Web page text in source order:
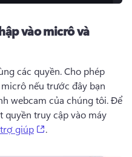
vào micrô và
các quyền. Cho phép
nếu trước đây bạn
webcam của chúng tôi. Để
quyền truy cập vào máy
giúp .